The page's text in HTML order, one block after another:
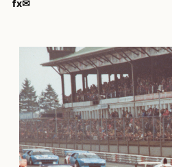
fx✉